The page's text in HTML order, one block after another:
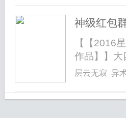
神级红包
【【2016
作品】】大
入了一...
层云无寂 异